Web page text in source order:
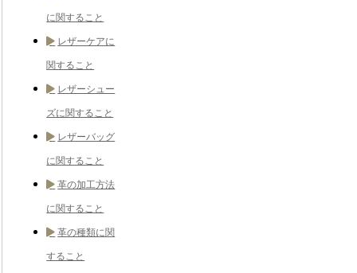
に関すること
レザーケアに
関すること
レザーシュー
ズに関すること
レザーバッグ
に関すること
革の加工方法
に関すること
革の種類に関
すること